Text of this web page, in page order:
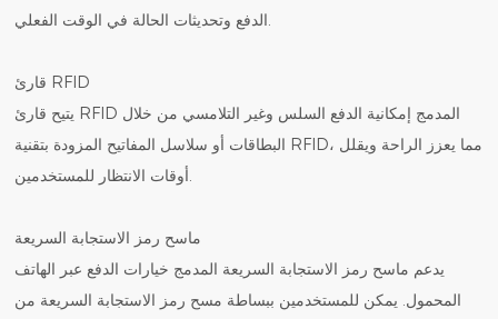
قارئ RFID
يتيح قارئ RFID المدمج إمكانية الدفع السلس وغير التلامسي من خلال
البطاقات أو سلاسل المفاتيح المزودة بتقنية RFID، مما يعزز الراحة ويقلل
ماسح رمز الاستجابة السريعة
يدعم ماسح رمز الاستجابة السريعة المدمج خيارات الدفع عبر الهاتف
المحمول. يمكن للمستخدمين ببساطة مسح رمز الاستجابة السريعة من